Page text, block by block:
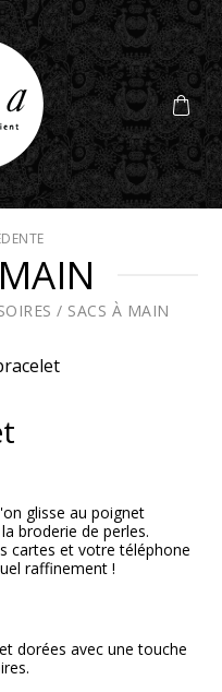
/ SACS À MAIN
glisse au poignet
broderie de perles.
cartes et votre téléphone
raffinement !
dorées avec une touche